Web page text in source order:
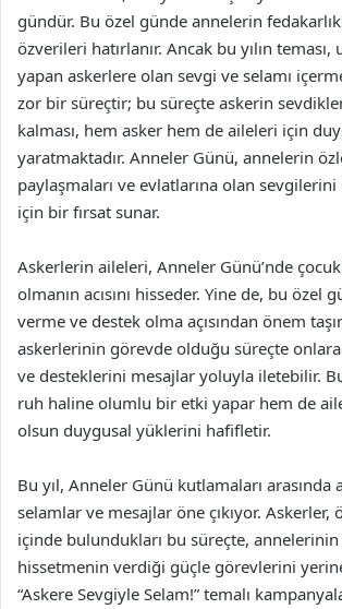
gündür. Bu özel günde annelerin
özverileri hatırlanır. Ancak bu yılın
yapan askerlere olan sevgi ve selamı
zor bir süreçtir; bu süreçte askerin
kalması, hem asker hem de aileleri için
yaratmaktadır. Anneler Günü, annelerin
paylaşmaları ve evlatlarına olan
için bir fırsat sunar.
Askerlerin aileleri, Anneler Günü’nde
olmanın acısını hisseder. Yine de, bu özel
verme ve destek olma açısından önem
askerlerinin görevde olduğu süreçte
ve desteklerini mesajlar yoluyla iletebilir.
ruh haline olumlu bir etki yapar hem de
olsun duygusal yüklerini hafifletir.
Bu yıl, Anneler Günü kutlamaları arasında
selamlar ve mesajlar öne çıkıyor. Askerler,
içinde bulundukları bu süreçte,
hissetmenin verdiği güçle görevlerini
“Askere Sevgiyle Selam!” temalı